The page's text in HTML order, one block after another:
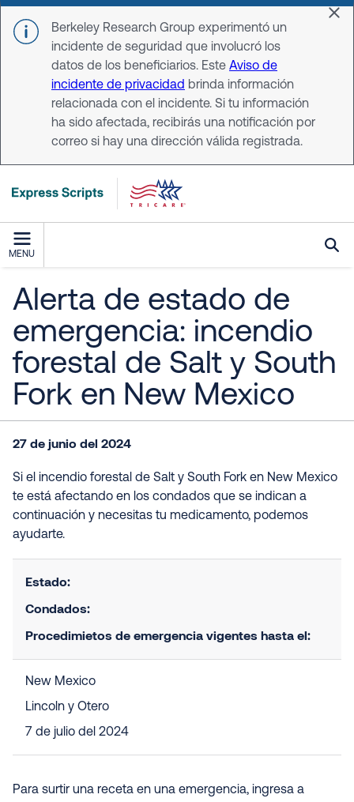
Skip to main content
Berkeley Research Group experimentó un
incidente de seguridad que involucró los
datos de los beneficiarios. Este Aviso de
incidente de privacidad brinda información
relacionada con el incidente. Si tu información
ha sido afectada, recibirás una notificación por
correo si hay una dirección válida registrada.
MENU
Alerta de estado de
emergencia: incendio
forestal de Salt y South
Fork en New Mexico
27 de junio del 2024
Si el incendio forestal de Salt y South Fork en New Mexico
te está afectando en los condados que se indican a
continuación y necesitas tu medicamento, podemos
ayudarte.
Estado:
Condados:
Procedimietos de emergencia vigentes hasta el:
New Mexico
Lincoln y Otero
7 de julio del 2024
Para surtir una receta en una emergencia, ingresa a